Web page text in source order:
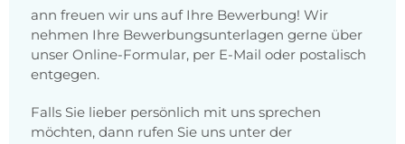
ann freuen wir uns auf Ihre Bewerbung! Wir
nehmen Ihre Bewerbungsunterlagen gerne über
unser Online-Formular, per E-Mail oder postalisch
entgegen.
Falls Sie lieber persönlich mit uns sprechen
möchten, dann rufen Sie uns unter der